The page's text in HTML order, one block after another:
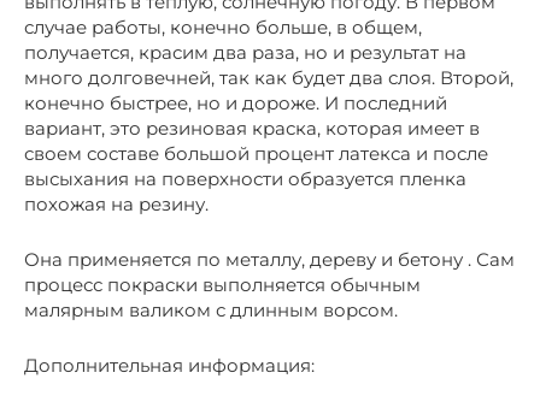
случае работы, конечно больше, в общем,
получается, красим два раза, но и результат на
много долговечней, так как будет два слоя. Второй,
конечно быстрее, но и дороже. И последний
вариант, это резиновая краска, которая имеет в
своем составе большой процент латекса и после
высыхания на поверхности образуется пленка
похожая на резину.
Она применяется по металлу, дереву и бетону . Сам
процесс покраски выполняется обычным
малярным валиком с длинным ворсом.
Дополнительная информация: